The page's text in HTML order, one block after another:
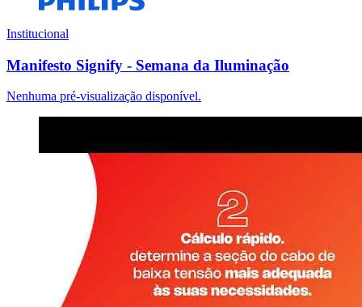
Institucional
Manifesto Signify - Semana da Iluminação
Nenhuma pré-visualização disponível.